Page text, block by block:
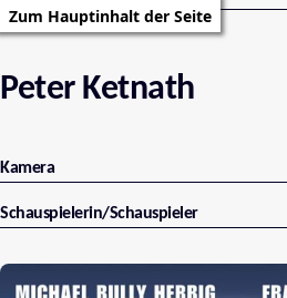
Zum Hauptinhalt der Seite
Peter Ketnath
Kamera
Schauspielerin/Schauspieler